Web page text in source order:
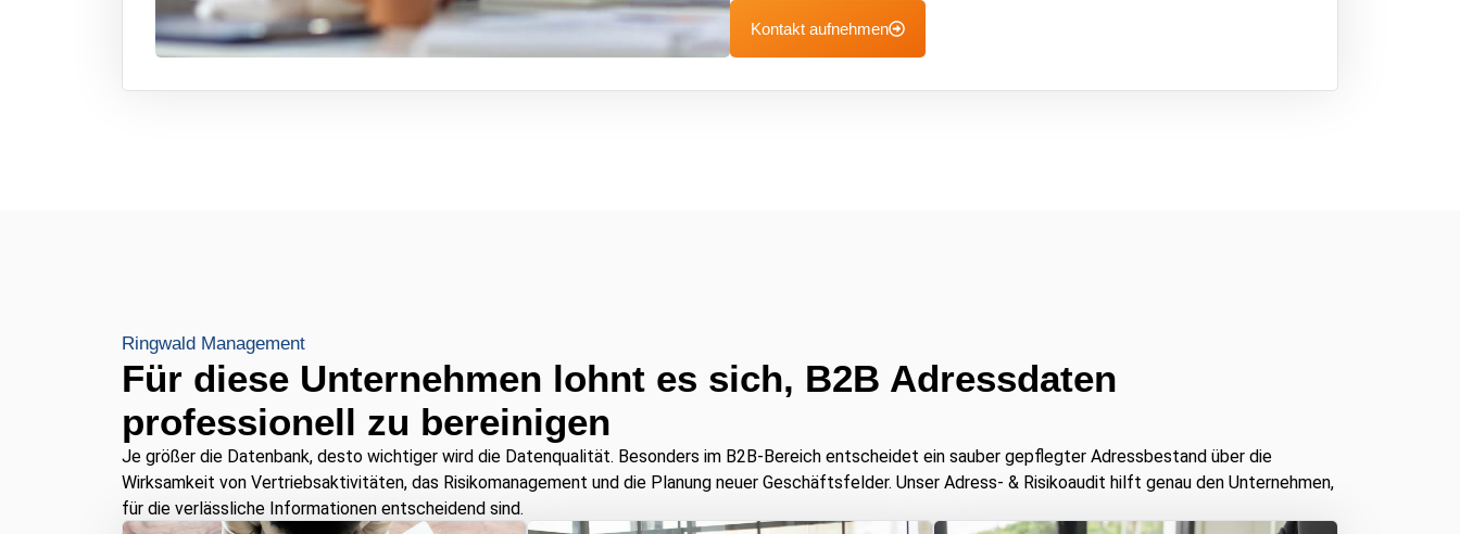
Kontakt aufnehmen
Ringwald Management
Für diese Unternehmen lohnt es sich, B2B Adressdaten
professionell zu bereinigen
Je größer die Datenbank, desto wichtiger wird die Datenqualität. Besonders im B2B-Bereich entscheidet ein sauber gepflegter Adressbestand über die
Wirksamkeit von Vertriebsaktivitäten, das Risikomanagement und die Planung neuer Geschäftsfelder. Unser Adress- & Risikoaudit hilft genau den Unternehmen,
für die verlässliche Informationen entscheidend sind.